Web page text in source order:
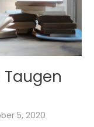
5, 2020